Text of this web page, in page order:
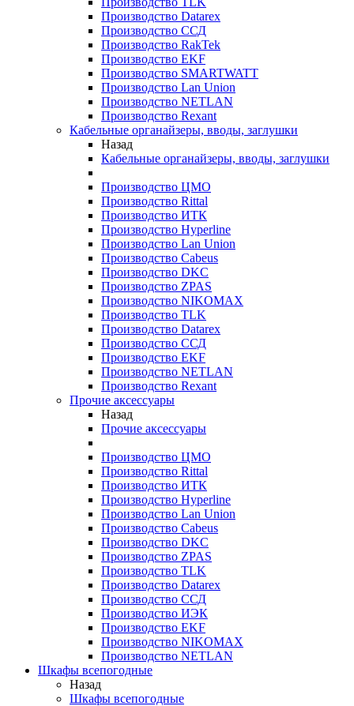
Производство Datarex
Производство ССД
Производство RakTek
Производство EKF
Производство SMARTWATT
Производство Lan Union
Производство NETLAN
Производство Rexant
Кабельные органайзеры, вводы, заглушки
Назад
Кабельные органайзеры, вводы, заглушки
Производство ЦМО
Производство Rittal
Производство ИТК
Производство Hyperline
Производство Lan Union
Производство Cabeus
Производство DKC
Производство ZPAS
Производство NIKOMAX
Производство TLK
Производство Datarex
Производство ССД
Производство EKF
Производство NETLAN
Производство Rexant
Прочие аксеcсуары
Назад
Прочие аксеcсуары
Производство ЦМО
Производство Rittal
Производство ИТК
Производство Hyperline
Производство Lan Union
Производство Cabeus
Производство DKC
Производство ZPAS
Производство TLK
Производство Datarex
Производство ССД
Производство ИЭК
Производство EKF
Производство NIKOMAX
Производство NETLAN
Шкафы всепогодные
Назад
Шкафы всепогодные